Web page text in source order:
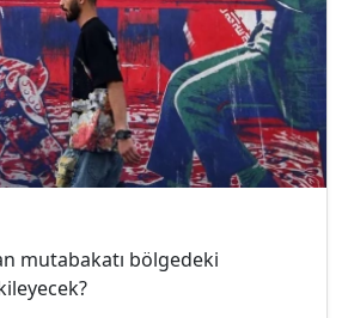
mutabakatı bölgedeki